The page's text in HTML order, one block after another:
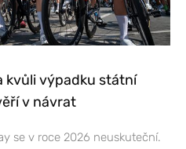
kvůli výpadku státní
v návrat
se v roce 2026 neuskuteční.